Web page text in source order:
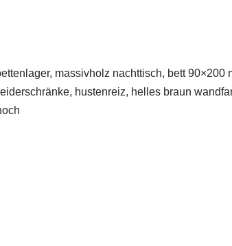
massivholz nachttisch, bett 90×200
hustenreiz, helles braun